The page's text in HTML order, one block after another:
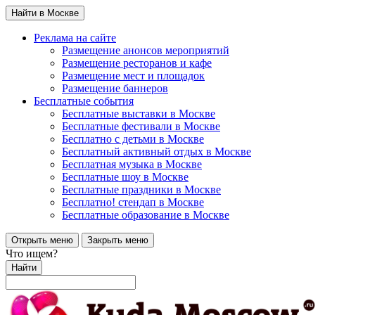
Найти в Москве
Реклама на сайте
Размещение анонсов мероприятий
Размещение ресторанов и кафе
Размещение мест и площадок
Размещение баннеров
Бесплатные события
Бесплатные выставки в Москве
Бесплатные фестивали в Москве
Бесплатно с детьми в Москве
Бесплатный активный отдых в Москве
Бесплатная музыка в Москве
Бесплатные шоу в Москве
Бесплатные праздники в Москве
Бесплатно! стендап в Москве
Бесплатные образование в Москве
Открыть меню Закрыть меню
Что ищем?
Найти